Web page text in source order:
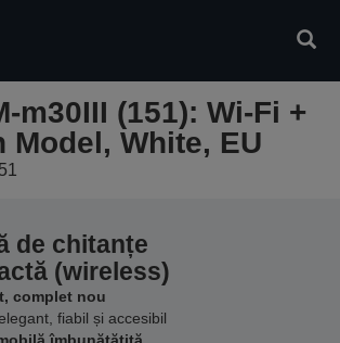
m30III (151): Wi-Fi +
Model, White, EU
de chitanțe
(wireless)
complet nou
fiabil și accesibil